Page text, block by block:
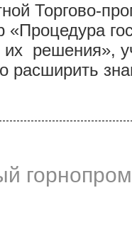
Торгово-
решения»,
расширить